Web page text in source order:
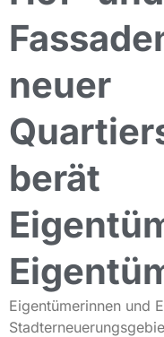
neuer
berät
Eigentümerinnen und